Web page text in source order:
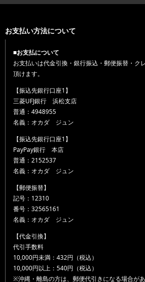
お支払い方法について
■お支払について
お支払いは代金引換・銀行振込・郵便振替・ク
頂けます。
【振込先銀行口座1】
三菱UFJ銀行 浜松支店
普通：4948955
名義：オカダ ジュン
【振込先銀行口座1】
PayPay銀行 本店
普通：2152537
名義：オカダ ジュン
【郵便振替】
記号：12310
番号：32565161
名義：オカダ ジュン
【代金引換】
代引手数料
10,000円未満：432円（税込）
10,000円以上：540円（税込）
※沖縄・離島の方は、郵便代引きになる場合があ